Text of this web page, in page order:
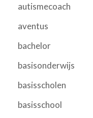
autismecoach
aventus
bachelor
basisonderwijs
basisscholen
basisschool